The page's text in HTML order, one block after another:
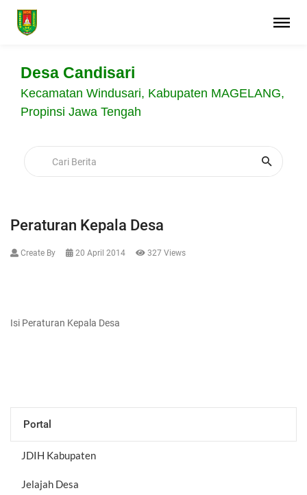
Desa Candisari
Kecamatan Windusari, Kabupaten MAGELANG,
Propinsi Jawa Tengah
Peraturan Kepala Desa
Create By 20 April 2014 327 Views
Isi Peraturan Kepala Desa
Portal
JDIH Kabupaten
Jelajah Desa